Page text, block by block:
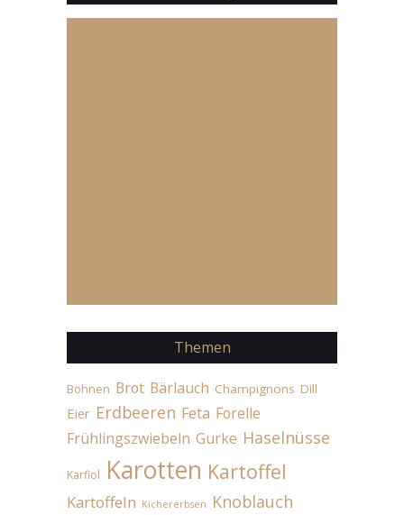
Themen
Bohnen Brot Bärlauch Champignons Dill
Eier Erdbeeren Feta Forelle
Frühlingszwiebeln Gurke Haselnüsse
Karfiol Karotten Kartoffel
Kartoffeln Kichererbsen Knoblauch